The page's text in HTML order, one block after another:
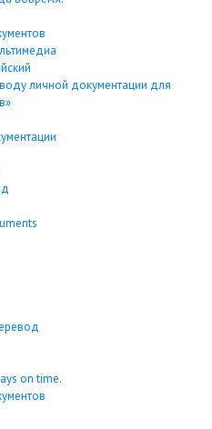
личной документации для
on time.